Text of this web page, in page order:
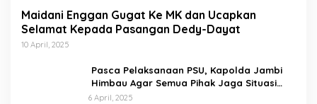
Maidani Enggan Gugat Ke MK dan Ucapkan
Selamat Kepada Pasangan Dedy-Dayat
10 April, 2025
Pasca Pelaksanaan PSU, Kapolda Jambi
Himbau Agar Semua Pihak Jaga Situasi
Kamtibmas
6 April, 2025